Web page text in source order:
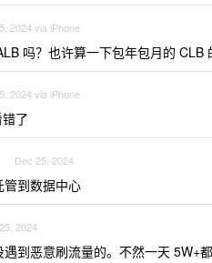
2024 via iPhone
吗？也许算一下包年包月的 CLB
2024 via iPhone
错了
Dec 25, 2024
管到数据中心
2024
到恶意刷流量的。不然一天 5W+